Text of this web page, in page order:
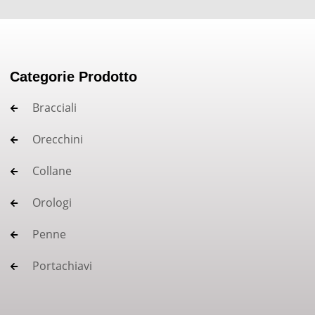
Categorie Prodotto
Bracciali
Orecchini
Collane
Orologi
Penne
Portachiavi